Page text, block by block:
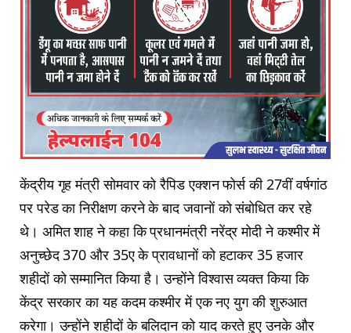
केंद्रीय गृह मंत्री सोमवार को रैपिड एक्शन फोर्स की 27वीं वर्षगांठ
पर परेड का निरीक्षण करने के बाद जवानों को संबोधित कर रहे
थे। अमित शाह ने कहा कि प्रधानमंत्री नरेंद्र मोदी ने कश्मीर में
अनुच्छेद 370 और 35ए के प्रावधानों को हटाकर 35 हजार
शहीदों को सम्मानित किया है। उन्होंने विश्वास व्यक्त किया कि
केंद्र सरकार का यह कदम कश्मीर में एक नए युग की शुरुआत
करेगा। उन्होंने शहीदों के बलिदान को याद करते हुए उनके और